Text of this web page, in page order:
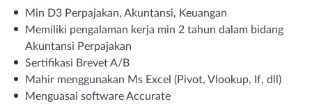
Min D3 Perpajakan, Akuntansi, Keuangan
Memiliki pengalaman kerja min 2 tahun dalam bidang
Akuntansi Perpajakan
Sertifikasi Brevet A/B
Mahir menggunakan Ms Excel (Pivot, Vlookup, If, dll)
Menguasai software Accurate